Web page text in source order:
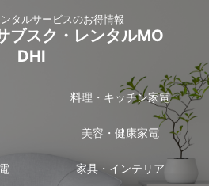
タルサービスのお得情報
ブスク・レンタルMO
DHI
料理・キッチン家電
美容・健康家電
家具・インテリア